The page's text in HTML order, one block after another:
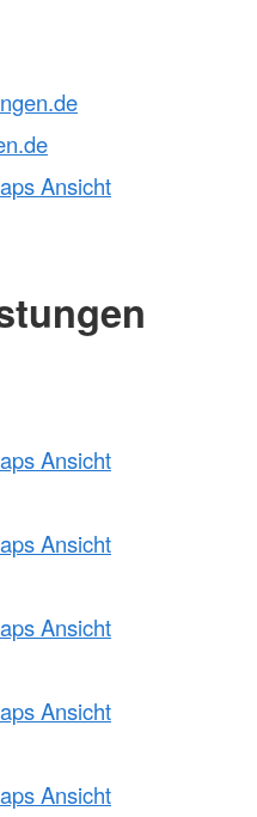
Ansicht
Ansicht
Ansicht
Ansicht
Ansicht
Ansicht